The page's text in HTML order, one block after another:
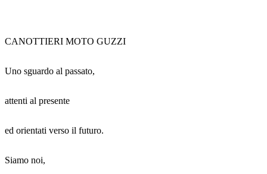
CANOTTIERI MOTO GUZZI
Uno sguardo al passato,
attenti al presente
ed orientati verso il futuro.
Siamo noi,